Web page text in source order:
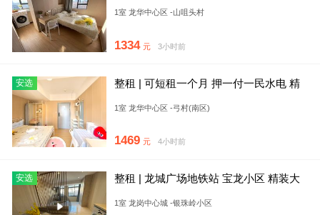
1室 龙华中心区 -山咀头村
1334 元 3小时前
安选
整租 | 可短租一个月 押一付一民水电 精
1室 龙华中心区 -弓村(南区)
1469 元 4小时前
安选
整租 | 龙城广场地铁站 宝龙小区 精装大
1室 龙岗中心城 -银珠岭小区